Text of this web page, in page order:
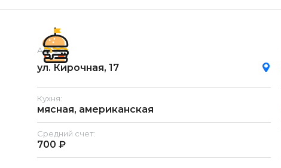
Адрес:
ул. Кирочная, 17
Кухня:
мясная, американская
Средний счет:
700 ₽